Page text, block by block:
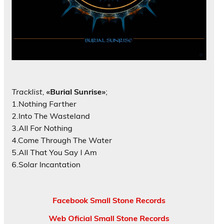
Tracklist, «Burial Sunrise»;
1.Nothing Farther
2.Into The Wasteland
3.All For Nothing
4.Come Through The Water
5.All That You Say I Am
6.Solar Incantation
Facebook Small Stone Records
Web Oficial Small Stone Records